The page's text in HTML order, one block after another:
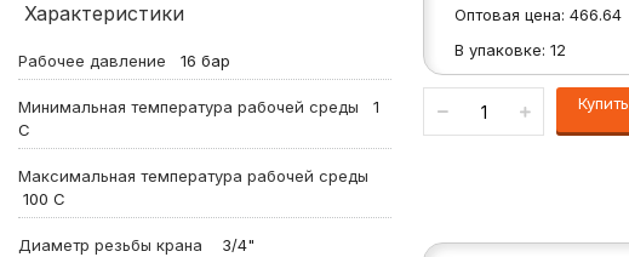
Характеристики
Рабочее давление 16 бар
Минимальная температура рабочей среды
1
С
Максимальная температура рабочей среды
100 С
Диаметр резьбы крана 3/4"
Оптовая цена:466.64
В упаковке:12
Купить